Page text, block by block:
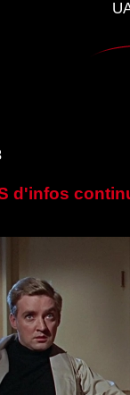
d'infos